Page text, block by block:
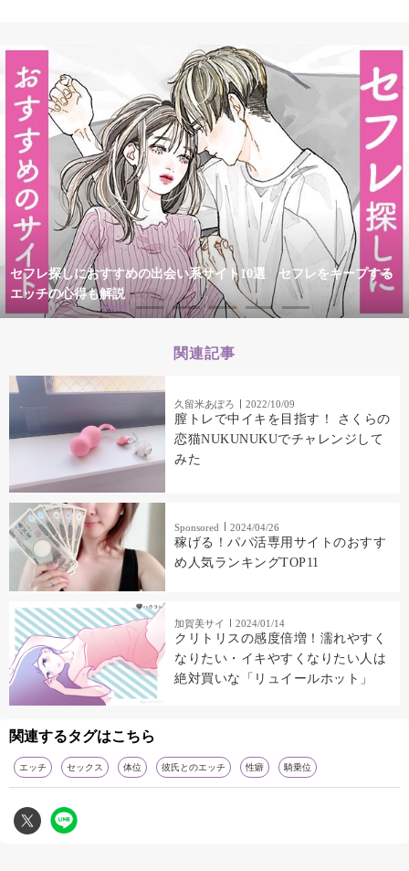
セフレ探しにおすすめの出会い系サイト10選 セフレをキープする
エッチの心得も解説
関連記事
久留米あぽろ 2022/10/09
膣トレで中イキを目指す！ さくらの
恋猫NUKUNUKUでチャレンジして
みた
Sponsored 2024/04/26
稼げる！パパ活専用サイトのおすす
め人気ランキングTOP11
加賀美サイ 2024/01/14
クリトリスの感度倍増！濡れやすく
なりたい・イキやすくなりたい人は
絶対買いな「リュイールホット」
関連するタグはこちら
エッチ セックス 体位 彼氏とのエッチ 性癖 騎乗位